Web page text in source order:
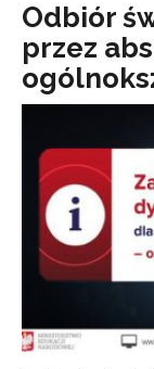
Odbiór
przez